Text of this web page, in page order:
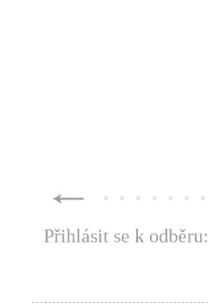
Přihlásit se k odběru: